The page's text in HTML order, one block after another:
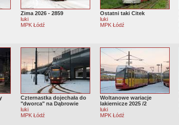
Zima 2026 - 2859
luki
MPK Łódź
Ostatni taki Citek
luki
MPK Łódź
Czternastka dojechała do
"dworca" na Dąbrowie
luki
MPK Łódź
Woltanowe wariacje
lakiernicze 2025 /2
luki
MPK Łódź